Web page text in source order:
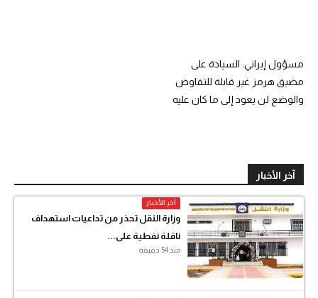
مسؤول إيراني: السيادة على
مضيق هرمز غير قابلة للتفاوض
والوضع لن يعود إلى ما كان عليه
آخر الأخبار
آخر الأخبار
وزارة النقل تحذر من تداعيات استهداف
ناقلة نفطية على...
منذ 54 دقيقة